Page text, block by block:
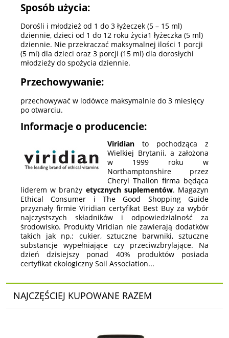
Sposób użycia:
Dorośli i młodzież od 1 do 3 łyżeczek (5 – 15 ml)
dziennie, dzieci od 1 do 12 roku życia1 łyżeczka (5 ml)
dziennie. Nie przekraczać maksymalnej ilości 1 porcji
(5 ml) dla dzieci oraz 3 porcji (15 ml) dla dorosłychi
młodzieży do spożycia dziennie.
Przechowywanie:
przechowywać w lodówce maksymalnie do 3 miesięcy
po otwarciu.
Informacje o producencie:
Viridian to pochodząca z
Wielkiej Brytanii, a założona
w 1999 roku w
Northamptonshire przez
Cheryl Thallon firma będąca
liderem w branży etycznych suplementów. Magazyn
Ethical Consumer i The Good Shopping Guide
przyznały firmie Viridian certyfikat Best Buy za wybór
najczystszych składników i odpowiedzialność za
środowisko. Produkty Viridian nie zawierają dodatków
takich jak np,: cukier, sztuczne barwniki, sztuczne
substancje wypełniające czy przeciwzbrylające. Na
dzień dzisiejszy ponad 40% produktów posiada
certyfikat ekologiczny Soil Association...
NAJCZĘŚCIEJ KUPOWANE RAZEM